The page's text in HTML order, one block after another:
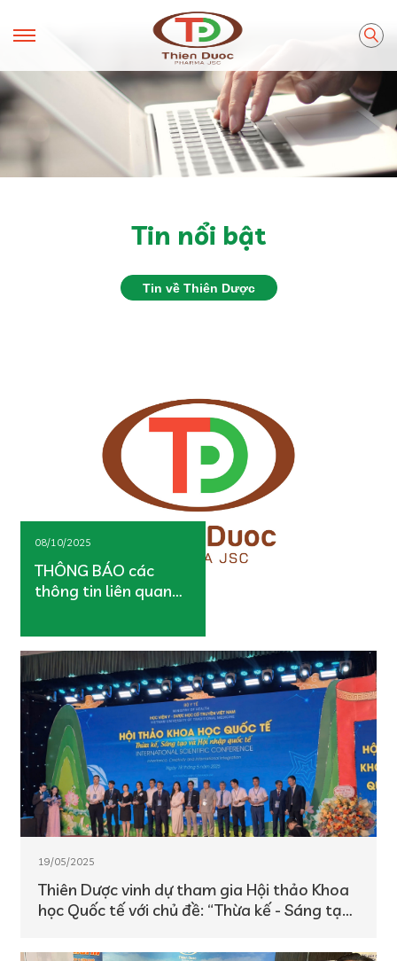
Tin nổi bật
Tin về Thiên Dược
08/10/2025
THÔNG BÁO các
thông tin liên quan
Dược
19/05/2025
Thiên Dược vinh dự tham gia Hội thảo Khoa
học Quốc tế với chủ đề: “Thừa kế - Sáng tạo